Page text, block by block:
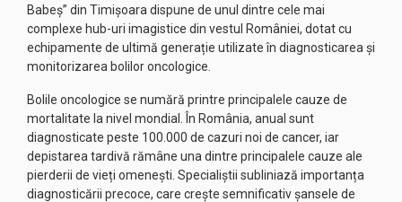
Babeș” din Timișoara dispune de unul dintre cele mai
complexe hub-uri imagistice din vestul României, dotat cu
echipamente de ultimă generație utilizate în diagnosticarea și
monitorizarea bolilor oncologice.
Bolile oncologice se numără printre principalele cauze de
mortalitate la nivel mondial. În România, anual sunt
diagnosticate peste 100.000 de cazuri noi de cancer, iar
depistarea tardivă rămâne una dintre principalele cauze ale
pierderii de vieți omenești. Specialiștii subliniază importanța
diagnosticării precoce, care crește semnificativ șansele de